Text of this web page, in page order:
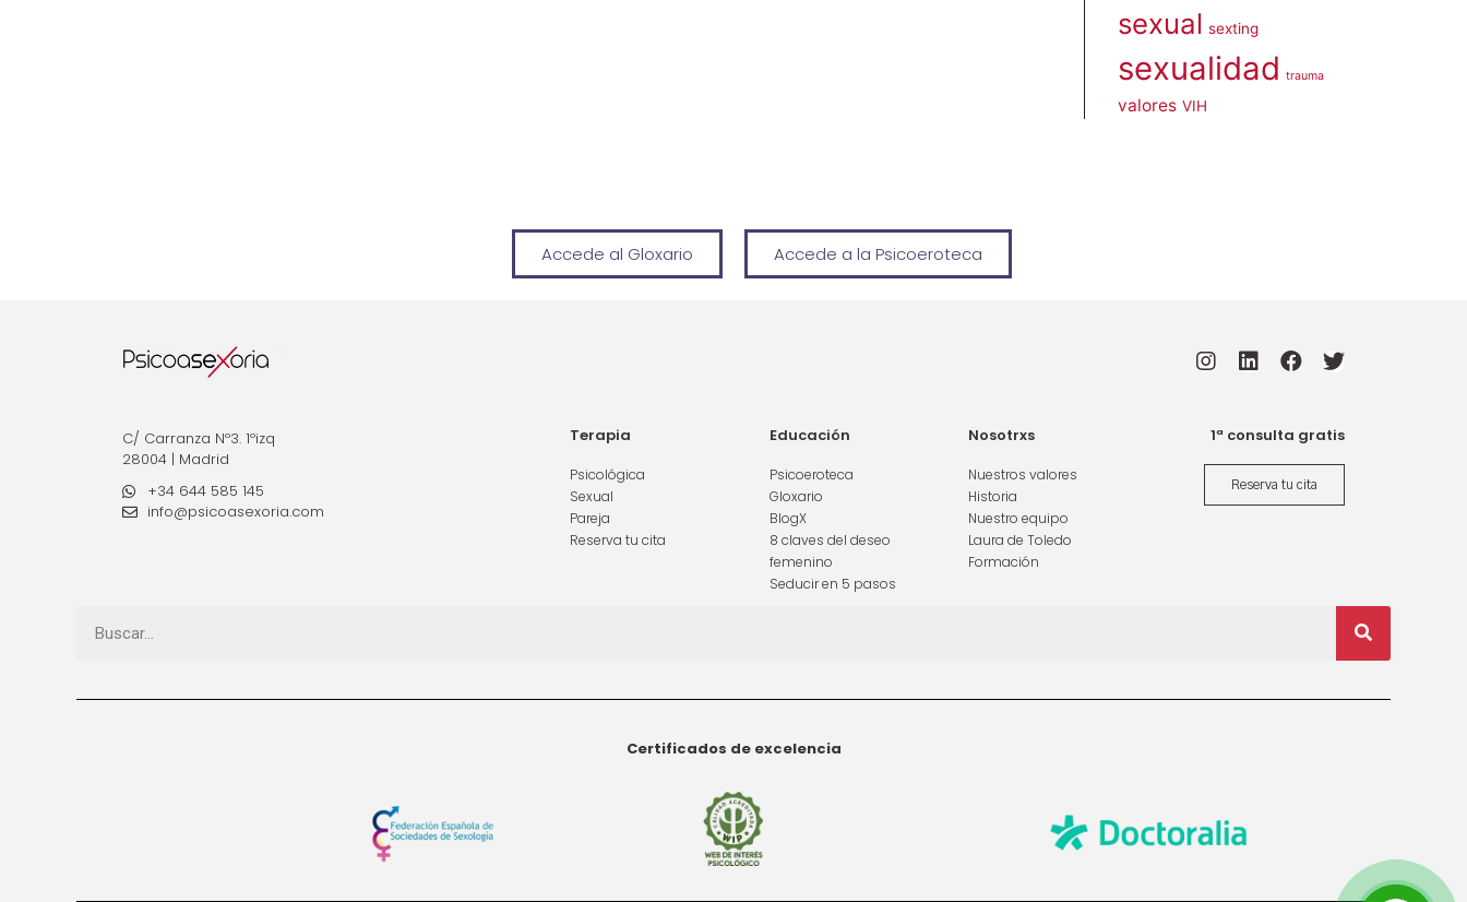
sexual sexting
sexualidad trauma
valores VIH
Accede al Gloxario Accede a la Psicoeroteca
C/ Carranza Nº3. 1ºizq
28004 | Madrid
+34 644 585 145
info@psicoasexoria.com
Terapia
Psicológica
Sexual
Pareja
Reserva tu cita
Educación
Psicoeroteca
Gloxario
BlogX
8 claves del deseo
femenino
Seducir en 5 pasos
Nosotrxs
Nuestros valores
Historia
Nuestro equipo
Laura de Toledo
Formación
1ª consulta gratis
Reserva tu cita
Certificados de excelencia